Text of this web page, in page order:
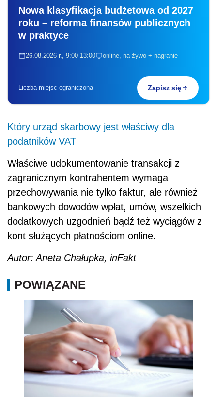
Nowa klasyfikacja budżetowa od 2027
roku – reforma finansów publicznych
w praktyce
26.08.2026 r., 9:00-13:00 online, na żywo + nagranie
Liczba miejsc ograniczona Zapisz się
Który urząd skarbowy jest właściwy dla
podatników VAT
Właściwe udokumentowanie transakcji z
zagranicznym kontrahentem wymaga
przechowywania nie tylko faktur, ale również
bankowych dowodów wpłat, umów, wszelkich
dodatkowych uzgodnień bądź też wyciągów z
kont służących płatnościom online.
Autor: Aneta Chałupka, inFakt
POWIĄZANE